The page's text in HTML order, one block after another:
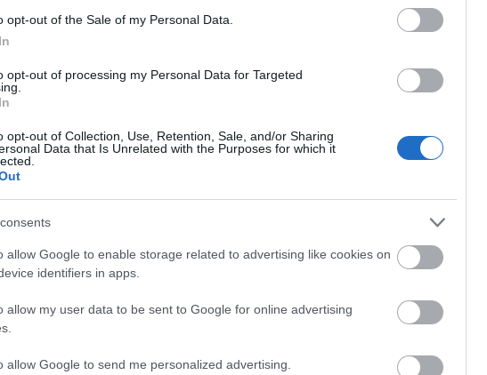
opt-out of the Sale of my Personal Data.
opt-out of processing my Personal Data for Targeted
opt-out of Collection, Use, Retention, Sale, and/or Sharing
Data that Is Unrelated with the Purposes for which it
allow Google to enable storage related to advertising like cookies on
identifiers in apps.
allow my user data to be sent to Google for online advertising
allow Google to send me personalized advertising.
adatokat szolgáltathat a drámaíró életéről,
Shakespeare kedvenc ételei-italai" -
is remélnek bizonyítékokat szerezni, hogy
MUCSI ZOLTÁN
ELŐSZÖR
SZERETŐBŐL